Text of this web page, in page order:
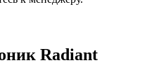
Radiant